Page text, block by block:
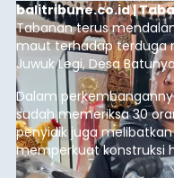
balitribune.co.id |
Tabanan terus
maut terhadap terduga
Juwuk Legi, Desa
yang terjadi beberapa
Dalam
sudah memeriksa 30
penyidik juga
memperkuat konstruksi
orang tersangka yang